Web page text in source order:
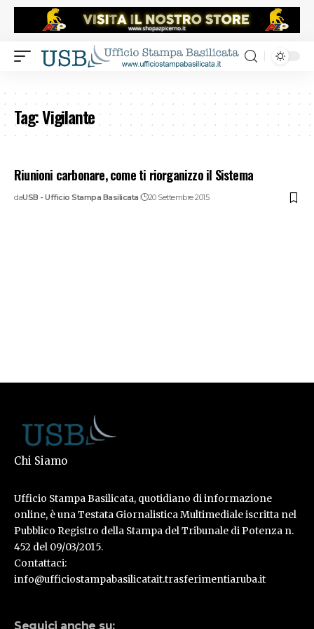
Tag:Vigilante
Riunioni carbonare, come ti riorganizzo il Sistema
daUSB - Ufficio Stampa Basilicata 20 Settembre 2015
Chi Siamo
Ufficio Stampa Basilicata, quotidiano di informazione
online, è una Testata Giornalistica Multimediale iscritta nel
Pubblico Registro della Stampa del Tribunale di Potenza n.
452 del 09/03/2015.
Contattaci:
info@ufficiostampabasilicatait.trasferimentiaruba.it
Seguici anche su: